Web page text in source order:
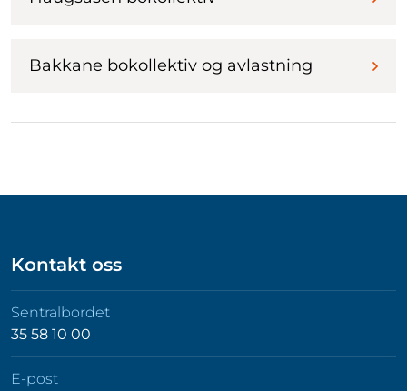
Bakkane bokollektiv og avlastning
Kontakt oss
Sentralbordet
35 58 10 00
E-post